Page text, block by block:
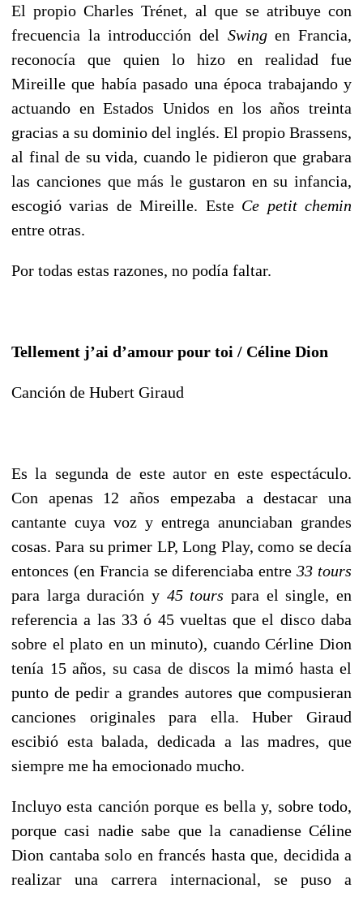
El propio Charles Trénet, al que se atribuye con
frecuencia la introducción del Swingen Francia,
reconocía que quien lo hizo en realidad fue
Mireille que había pasado una época trabajando y
actuando en Estados Unidos en los años treinta
gracias a su dominio del inglés. El propio Brassens,
al final de su vida, cuando le pidieron que grabara
las canciones que más le gustaron en su infancia,
escogió varias de Mireille. Este Ce petit chemin
entre otras.
Por todas estas razones, no podía faltar.
Tellement j’ai d’amour pour toi / Céline Dion
Canción de Hubert Giraud
Es la segunda de este autor en este espectáculo.
Con apenas 12 años empezaba a destacar una
cantante cuya voz y entrega anunciaban grandes
cosas. Para su primer LP, Long Play, como se decía
entonces (en Francia se diferenciaba entre33 tours
para larga duración y 45 tours para el single, en
referencia a las 33 ó 45 vueltas que el disco daba
sobre el plato en un minuto), cuando Cérline Dion
tenía 15 años, su casa de discos la mimó hasta el
punto de pedir a grandes autores que compusieran
canciones originales para ella. Huber Giraud
escibió esta balada, dedicada a las madres, que
siempre me ha emocionado mucho.
Incluyo esta canción porque es bella y, sobre todo,
porque casi nadie sabe que la canadiense Céline
Dion cantaba solo en francés hasta que, decidida a
realizar una carrera internacional, se puso a